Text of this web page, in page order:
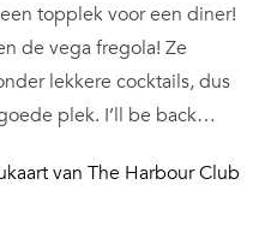
topplek voor een diner!
de vega fregola! Ze
lekkere cocktails, dus
plek. I’ll be back…
van The Harbour Club